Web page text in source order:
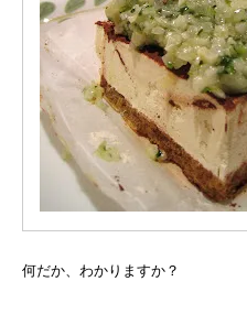
何だか、わかりますか？